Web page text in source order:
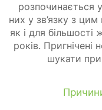
розпочинається
них у зв’язку з цим
як і для більшості
років. Пригнічені
шукати